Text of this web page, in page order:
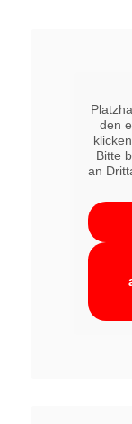
den
Bitte
an